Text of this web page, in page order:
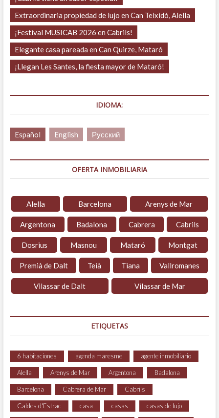
Extraordinaria propiedad de lujo en Can Teixidó, Alella
¡Festival MUSICAB 2026 en Cabrils!
Elegante casa pareada en Can Quirze, Mataró
¡Llegan Les Santes, la fiesta mayor de Mataró!
IDIOMA:
Español English Русский
OFERTA INMOBILIARIA
Alella Barcelona Arenys de Mar
Argentona Badalona Cabrera Cabrils
Dosrius Masnou Mataró Montgat
Premià de Dalt Teià Tiana Vallromanes
Vilassar de Dalt Vilassar de Mar
ETIQUETAS
6 habitaciones agenda maresme agente inmobiliario
Alella Arenys de Mar Argentona Badalona
Barcelona Cabrera de Mar Cabrils
Caldes d'Estrac casa casas casas de lujo